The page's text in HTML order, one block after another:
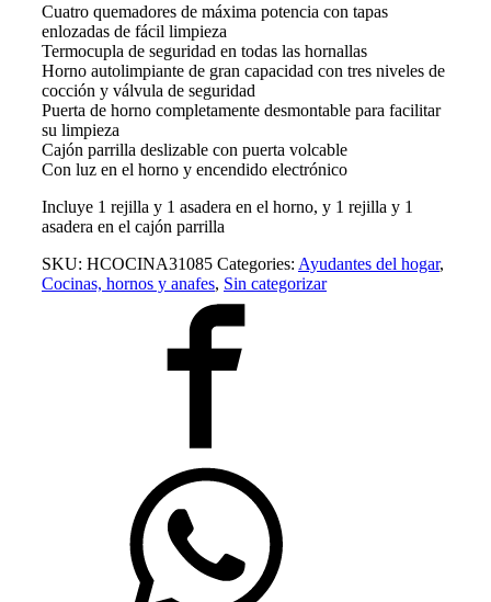
Cuatro quemadores de máxima potencia con tapas
enlozadas de fácil limpieza
Termocupla de seguridad en todas las hornallas
Horno autolimpiante de gran capacidad con tres niveles de
cocción y válvula de seguridad
Puerta de horno completamente desmontable para facilitar
su limpieza
Cajón parrilla deslizable con puerta volcable
Con luz en el horno y encendido electrónico
Incluye 1 rejilla y 1 asadera en el horno, y 1 rejilla y 1
asadera en el cajón parrilla
SKU: HCOCINA31085 Categories: Ayudantes del hogar,
Cocinas, hornos y anafes, Sin categorizar